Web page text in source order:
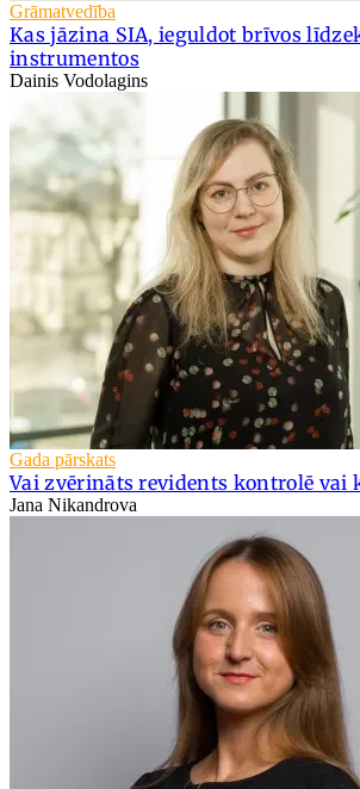
Grāmatvedība
Kas jāzina SIA, ieguldot brīvos
instrumentos
Dainis Vodolagins
Gada pārskats
Vai zvērināts revidents kontrolē vai
Jana Nikandrova